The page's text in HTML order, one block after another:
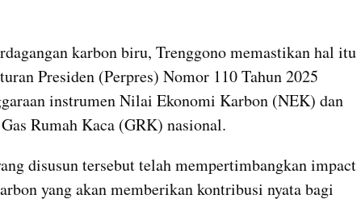
karbon biru, Trenggono memastikan hal itu
Presiden (Perpres) Nomor 110 Tahun 2025
instrumen Nilai Ekonomi Karbon (NEK) dan
Rumah Kaca (GRK) nasional.
disusun tersebut telah mempertimbangkan impact
yang akan memberikan kontribusi nyata bagi